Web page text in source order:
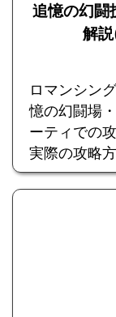
追憶の幻闘
解
ロマンシン
憶の幻闘場
ーティでの
実際の攻略